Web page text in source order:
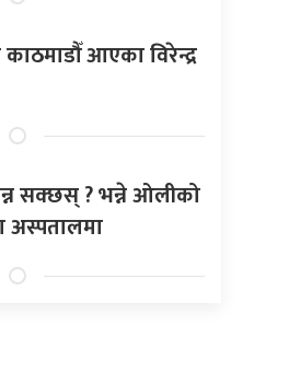
आएका विरेन्द्र
सक्छस् ? भन्ने ओलीको
अस्पतालमा